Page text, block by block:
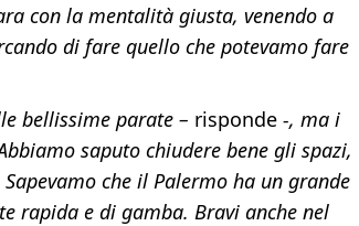
con la mentalità giusta, venendo a
di fare quello che potevamo fare
bellissime parate – risponde -, ma i
saputo chiudere bene gli spazi,
che il Palermo ha un grande
rapida e di gamba. Bravi anche nel